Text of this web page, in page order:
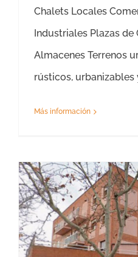
Chalets Locales
Industriales Plazas de
Almacenes Terrenos
rústicos, urbanizables
Más información